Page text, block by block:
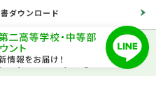
ダウンロード
Tokyo University of Agriculture.